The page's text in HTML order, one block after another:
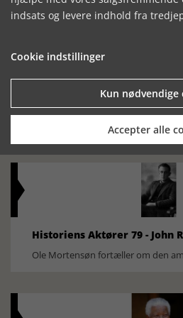
Historisk festival i Faaborg
FOBURGH Faaborg Internationale
oktober - 1. november 2026
Historiens Aktører 79 - John
Ole Mortensøn fortæller om den
indsats og levere indhold fra
Cookie indstillinger
Kun nødvendige
Accepter alle